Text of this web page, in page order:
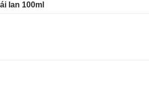
lan 100ml